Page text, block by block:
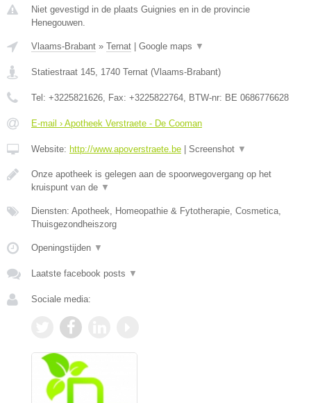
Niet gevestigd in de plaats Guignies en in de provincie
Henegouwen.
Vlaams-Brabant » Ternat | Google maps ▼
Statiestraat 145 1740 Ternat (Vlaams-Brabant)
Tel: +3225821626 , Fax: +3225822764 , BTW-nr: BE 0686776628
E-mail › Apotheek Verstraete - De Cooman
Website: http://www.apoverstraete.be | Screenshot ▼
Onze apotheek is gelegen aan de spoorwegovergang op het
kruispunt van de ▼
Diensten: Apotheek, Homeopathie & Fytotherapie, Cosmetica,
Thuisgezondheiszorg
Openingstijden ▼
Laatste facebook posts ▼
Sociale media: